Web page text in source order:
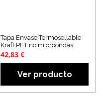
Tapa Envase Termosellable
Kraft PET no microondas
42,83 €
Ver producto